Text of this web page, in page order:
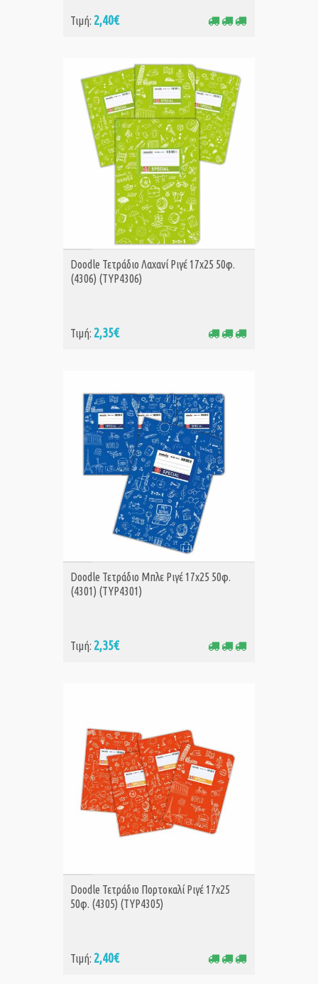
Τιμή: 2,40€
ΑΓΟΡΑ
Doodle Τετράδιο Λαχανί Ριγέ 17x25 50φ.
(4306) (TYP4306)
Τιμή: 2,35€
ΑΓΟΡΑ
Doodle Τετράδιο Μπλε Ριγέ 17x25 50φ.
(4301) (TYP4301)
Τιμή: 2,35€
ΑΓΟΡΑ
Doodle Τετράδιο Πορτοκαλί Ριγέ 17x25
50φ. (4305) (TYP4305)
Τιμή: 2,40€